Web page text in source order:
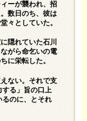
ーが襲われ、招
数日のち、彼は
々としていた。
隠れていた石川
がら命乞いの電
に栄転した。
ない。それで支
る」旨の口上
るのに、とそれ